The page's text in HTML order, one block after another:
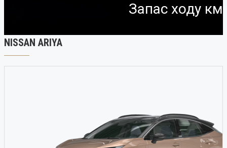
Запас ходу км
NISSAN ARIYA